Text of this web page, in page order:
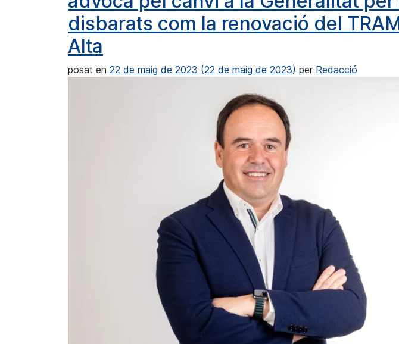
disbarats com la renovació del
Alta
posat en 22 de maig de 2023 (22 de maig de 2023) per Redacció